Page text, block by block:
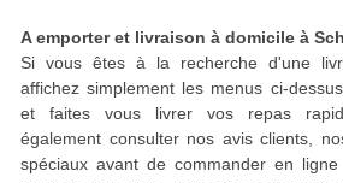
A emporter et livraison à domicile à
Si vous êtes à la recherche d'une
affichez simplement les menus ci-
et faites vous livrer vos repas
également consulter nos avis clients,
spéciaux avant de commander en